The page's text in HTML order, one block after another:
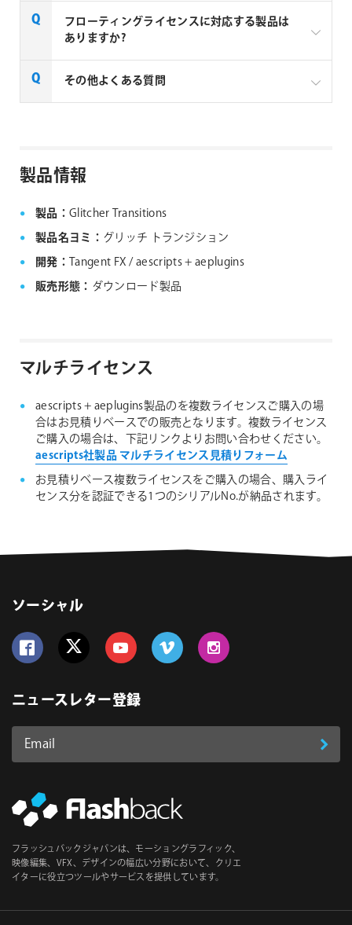
aescripts + aeplugins製品のを複数ライセンスご購入
の場合はお見積りベースでの販売となります。複数ラ
せください。
フローティングライセンスに対応する製品は
ありますか?
一部製品でフローティングライセンスの取扱いがあり
aescripts + aeplugins社 フローティングライセン
その他よくある質問
製品情報
製品： Glitcher Transitions
製品名ヨミ： グリッチ トランジション
開発： Tangent FX / aescripts + aeplugins
販売形態： ダウンロード製品
マルチライセンス
aescripts + aeplugins製品のを複数ライセンスご購入の場
合はお見積りベースでの販売となります。複数ライセンス
ご購入の場合は、下記リンクよりお問い合わせください。
aescripts社製品 マルチライセンス見積りフォーム
お見積りベース複数ライセンスをご購入の場合、購入ライ
センス分を認証できる1つのシリアルNo.が納品されます。
ソーシャル
ニュースレター登録
Email
ス
必
須
登
フラッシュバックジャパンは、モーショングラフィック、
映像編集、VFX、デザインの幅広い分野において、クリエ
イターに役立つツールやサービスを提供しています。